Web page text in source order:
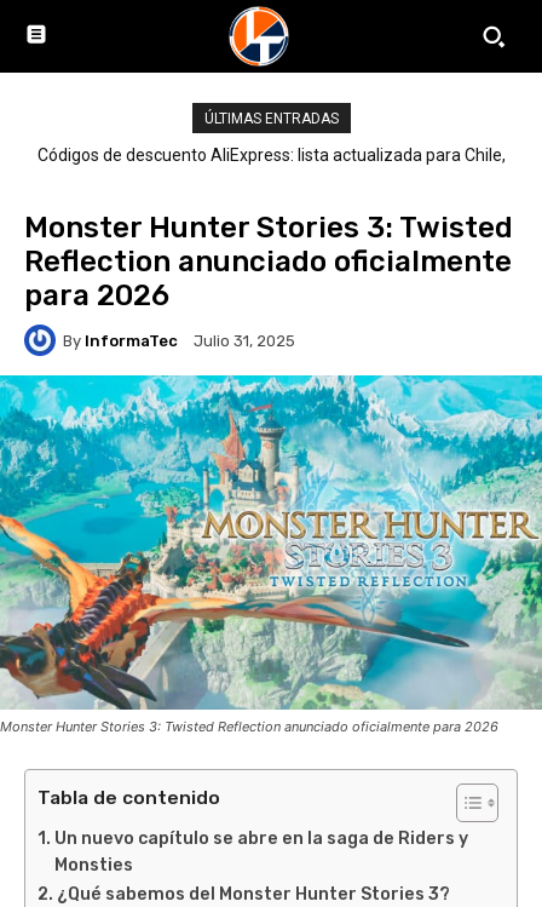
ÚLTIMAS ENTRADAS
Códigos de descuento AliExpress: lista actualizada para Chile,
Monster Hunter Stories 3: Twisted
Reflection anunciado oficialmente
para 2026
By InformaTec Julio 31, 2025
Monster Hunter Stories 3: Twisted Reflection anunciado oficialmente para 2026
Tabla de contenido
Un nuevo capítulo se abre en la saga de Riders y
Monsties
¿Qué sabemos del Monster Hunter Stories 3?